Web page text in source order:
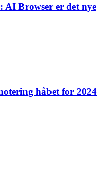
AI Browser er det nye
håbet for 2024